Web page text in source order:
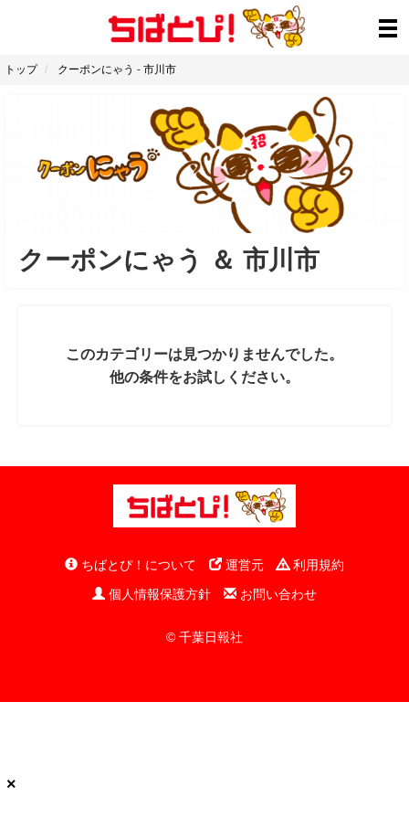
トップ クーポンにゃう - 市川市
クーポンにゃう ＆ 市川市
このカテゴリーは見つかりませんでした。
他の条件をお試しください。
ちばとぴ！について 運営元
利用規約
個人情報保護方針
お問い合わせ
© 千葉日報社
×